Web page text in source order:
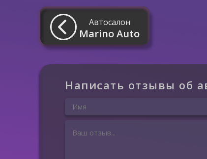
Автосалон
Marino Auto
Написать отзывы об